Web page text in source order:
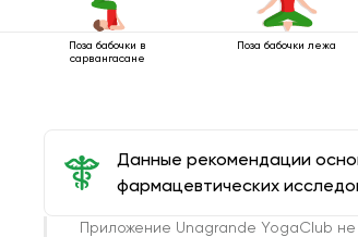
Поза бабочки в
сарвангасане
Поза бабочки лежа
Данные рекомендации
фармацевтических
Приложение Unagrande YogaClub